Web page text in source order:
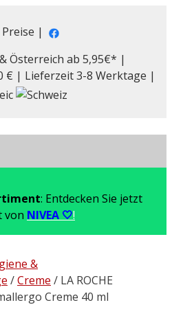
|
Österreich ab 5,95€* |
€ | Lieferzeit 3-8 Werktage |
: Entdecken Sie jetzt
von NIVEA 🤍!
&
/Creme / LA ROCHE
Creme 40 ml